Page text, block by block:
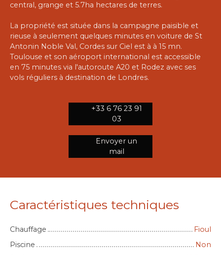
central, grange et 5.7ha hectares de terres.
La propriété est située dans la campagne paisible et
rieuse à seulement quelques minutes en voiture de St
Antonin Noble Val, Cordes sur Ciel est à à 15 mn.
Toulouse et son aéroport international est accessible
en 75 minutes via l'autoroute A20 et Rodez avec ses
vols réguliers à destination de Londres.
+33 6 76 23 91
03
Envoyer un
mail
Caractéristiques techniques
Chauffage
Fioul
Piscine
Non